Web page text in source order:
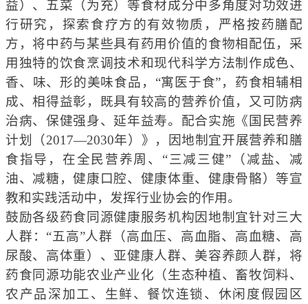
益）、五菜（为充）等食材成分中多角度对功效进
行研究，探索食疗方的有效物质，严格按药膳配
方，将中药与某些具有药用价值的食物相配伍，采
用独特的饮食烹调技术和现代科学方法制作成色、
香、味、形的美味食品，“寓医于食”，药食相辅相
成、相得益彰 ， 既具有较高的营养价值，又可防病
治病、保健强身、延年益寿。配合实施《国民营养
计划（2017—2030年）》，因地制宜开展营养和膳
食指导，在全民营养周、“三减三健”（减盐、减
油、减糖，健康口腔、健康体重、健康骨骼）等宣
教和实践活动中，发挥行业协会的作用。
鼓励各级药食同源健康服务机构因地制宜针对三大
人群：“五高”人群（高血压、高血脂、高血糖、高
尿酸、高体重）、亚健康人群、美容养颜人群，将
药食同源功能农业产业化（生态种植、畜牧饲料、
农产品深加工、生鲜、餐饮连锁、休闲度假园区